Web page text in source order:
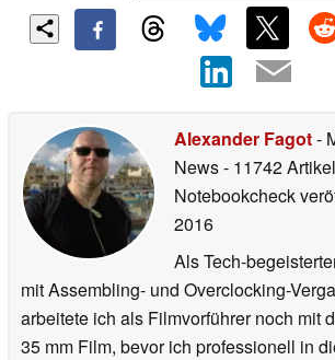
Alexander Fagot-
News- 11742
Notebookcheck
2016
Als Tech-
mit Assembling- und Overclocking-
arbeitete ich als Filmvorführer noch mit
35 mm Film, bevor ich professionell in